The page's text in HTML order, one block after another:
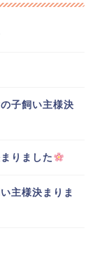
子飼い主様決
りました
主様決まりま